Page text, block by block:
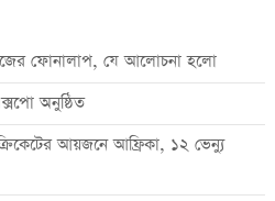
ফোনালাপ, যে আলোচনা হলো
অনুষ্ঠিত
আয়জনে আফ্রিকা, ১২ ভেন্যু